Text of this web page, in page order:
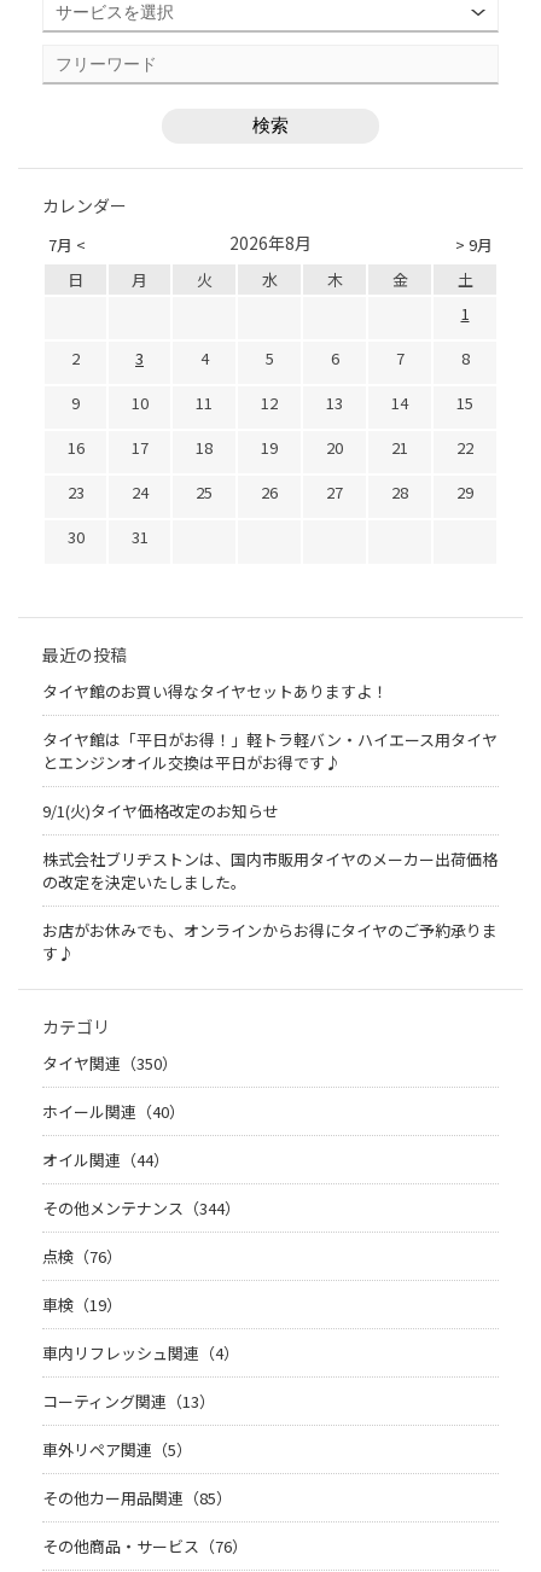
カレンダー
7月 < > 9月
2026年8月
日 月 火 水 木 金
土
1
2
3 4 5 6 7
8
9
10 11 12 13 14
15
16
17 18 19 20 21
22
23
24 25 26 27 28
29
30
31
最近の投稿
タイヤ館のお買い得なタイヤセットありますよ！
タイヤ館は「平日がお得！」軽トラ軽バン・ハイエース用タイヤ
とエンジンオイル交換は平日がお得です♪
9/1(火)タイヤ価格改定のお知らせ
株式会社ブリヂストンは、国内市販用タイヤのメーカー出荷価格
の改定を決定いたしました。
お店がお休みでも、オンラインからお得にタイヤのご予約承りま
す♪
カテゴリ
タイヤ関連（350）
ホイール関連（40）
オイル関連（44）
その他メンテナンス（344）
点検（76）
車検（19）
車内リフレッシュ関連（4）
コーティング関連（13）
車外リペア関連（5）
その他カー用品関連（85）
その他商品・サービス（76）